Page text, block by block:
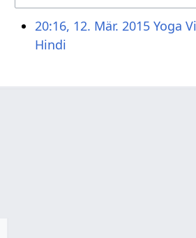
20:16, 12. Mär. 2015 Yoga
Hindi